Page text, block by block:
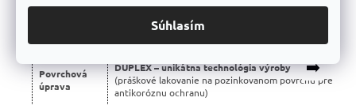
Súhlasím
➡️
Certifikované, bez škodlivých látok
Povrchová
úprava
DUPLEX – unikátna technológia výroby
(práškové lakovanie na pozinkovanom povrchu pre
antikoróznu ochranu)